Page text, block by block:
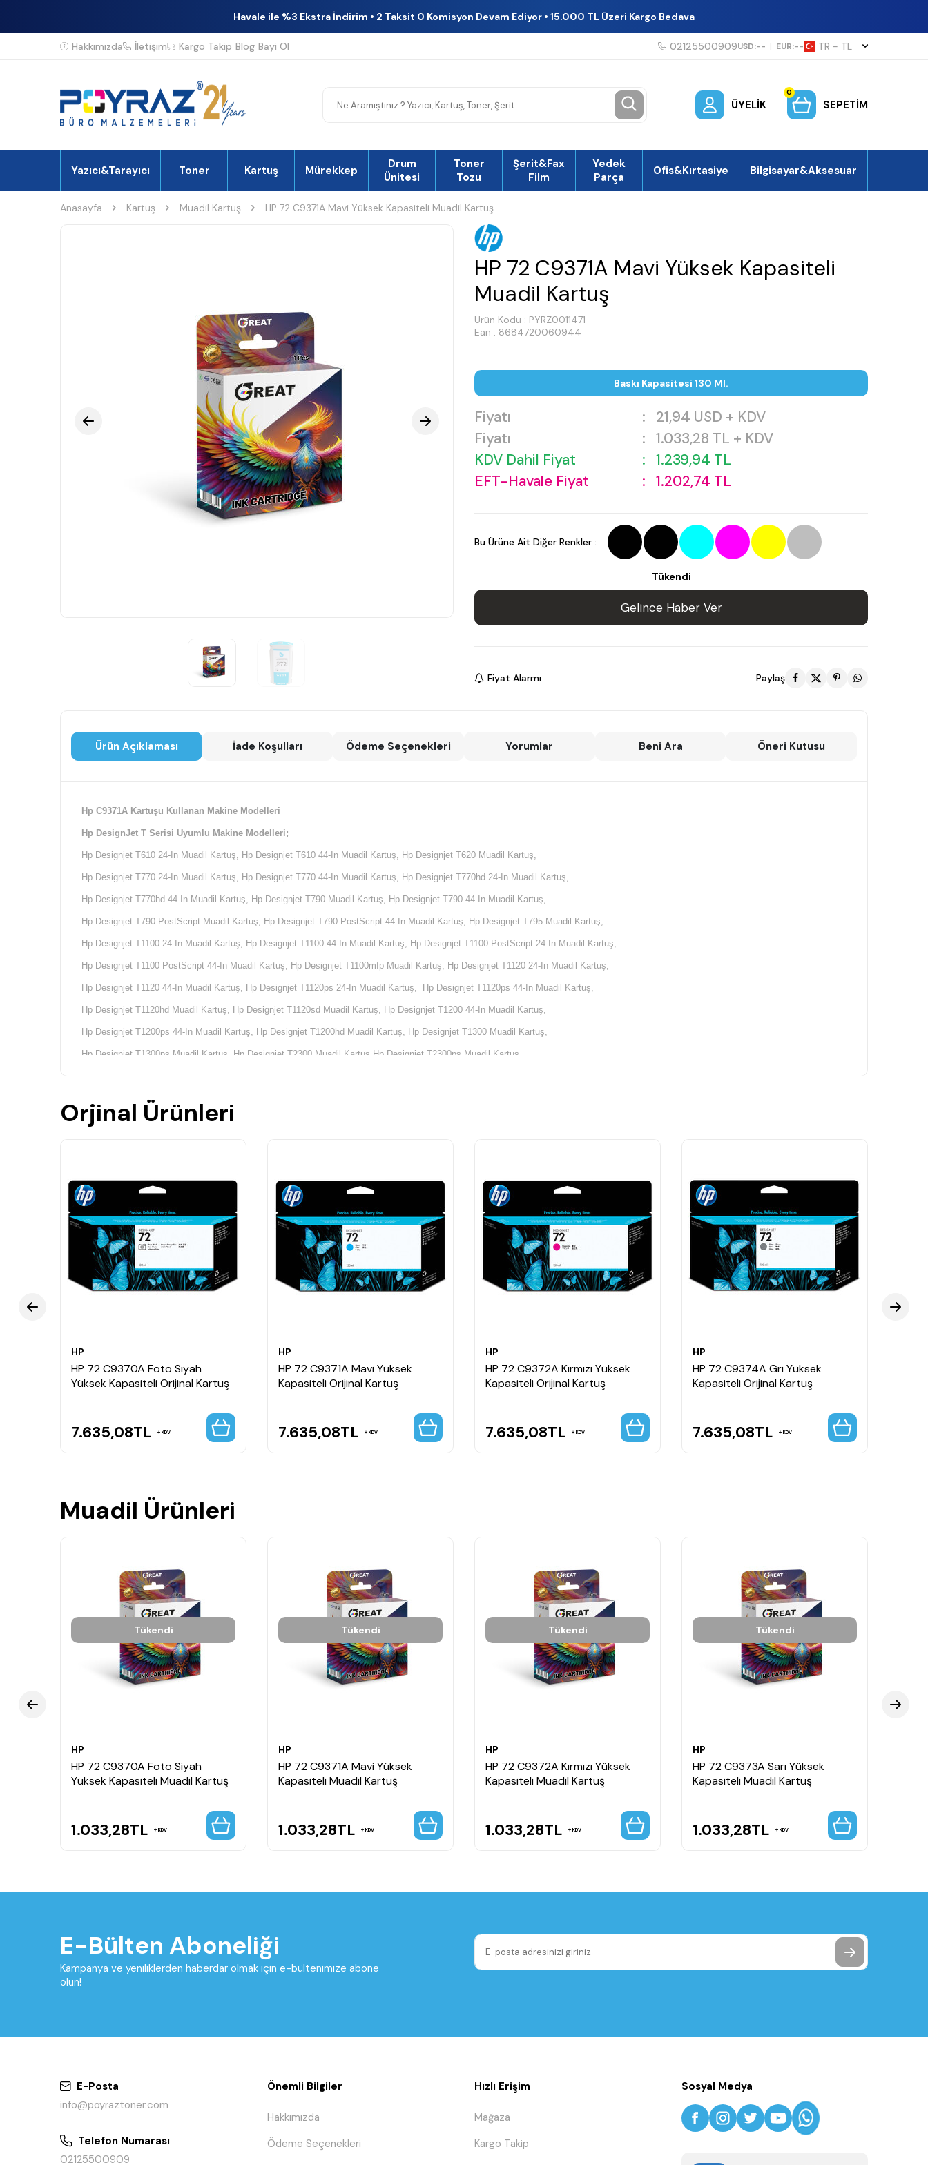
Havale ile %3 Ekstra İndirim • 2 Taksit 0 Komisyon Devam Ediyor • 15.000 TL Üzeri Kargo Bedava
Hakkımızda İletişim Kargo Takip Blog Bayi Ol 02125500909USD:-- | EUR:-- TR − TL
ÜYELIK
0
SEPETIM
Yazıcı&Tarayıcı Toner Kartuş Mürekkep
Drum
Ünitesi
Toner
Tozu
Şerit&Fax
Film
Yedek
Parça
Ofis&Kırtasiye Bilgisayar&Aksesuar
Anasayfa Kartuş Muadil Kartuş HP 72 C9371A Mavi Yüksek Kapasiteli Muadil Kartuş
HP 72 C9371A Mavi Yüksek Kapasiteli
Muadil Kartuş
Ürün Kodu : PYRZ0011471
Ean : 8684720060944
Baskı Kapasitesi 130 Ml.
Fiyatı : 21,94 USD + KDV
Fiyatı
: 1.033,28 TL + KDV
KDV Dahil Fiyat
: 1.239,94 TL
EFT-Havale Fiyat
: 1.202,74 TL
Bu Ürüne Ait Diğer Renkler :
Tükendi
Gelince Haber Ver
Fiyat Alarmı Paylaş
Ürün Açıklaması İade Koşulları Ödeme Seçenekleri Yorumlar Beni Ara Öneri Kutusu
Hp C9371A Kartuşu Kullanan Makine Modelleri
Hp DesignJet T Serisi Uyumlu Makine Modelleri;
Hp Designjet T610 24-In Muadil Kartuş, Hp Designjet T610 44-In Muadil Kartuş, Hp Designjet T620 Muadil Kartuş,
Hp Designjet T770 24-In Muadil Kartuş, Hp Designjet T770 44-In Muadil Kartuş, Hp Designjet T770hd 24-In Muadil Kartuş,
Hp Designjet T770hd 44-In Muadil Kartuş, Hp Designjet T790 Muadil Kartuş, Hp Designjet T790 44-In Muadil Kartuş,
Hp Designjet T790 PostScript Muadil Kartuş, Hp Designjet T790 PostScript 44-In Muadil Kartuş, Hp Designjet T795 Muadil Kartuş,
Hp Designjet T1100 24-In Muadil Kartuş, Hp Designjet T1100 44-In Muadil Kartuş, Hp Designjet T1100 PostScript 24-In Muadil Kartuş,
Hp Designjet T1100 PostScript 44-In Muadil Kartuş, Hp Designjet T1100mfp Muadil Kartuş, Hp Designjet T1120 24-In Muadil Kartuş,
Hp Designjet T1120 44-In Muadil Kartuş, Hp Designjet T1120ps 24-In Muadil Kartuş, Hp Designjet T1120ps 44-In Muadil Kartuş,
Hp Designjet T1120hd Muadil Kartuş, Hp Designjet T1120sd Muadil Kartuş, Hp Designjet T1200 44-In Muadil Kartuş,
Hp Designjet T1200ps 44-In Muadil Kartuş, Hp Designjet T1200hd Muadil Kartuş, Hp Designjet T1300 Muadil Kartuş,
Hp Designjet T1300ps Muadil Kartuş, Hp Designjet T2300 Muadil Kartuş,Hp Designjet T2300ps Muadil Kartuş,
Hp Q6711A Yazıcı Kodu, Hp Q6712A Yazıcı Kodu, Hp CK835A Yazıcı Kodu, Hp CN375A Yazıcı Kodu, Hp CH539A Yazıcı Kodu, Hp CQ305A Yazıcı Kodu,
Hp CQ306A Yazıcı Kodu, Hp CR647A Yazıcı Kodu, Hp CR648A Yazıcı Kodu, Hp CR649A Yazıcı Kodu, Hp CR649C Yazıcı Kodu, Hp CR650A Yazıcı Kodu,
Hp CH538A Yazıcı Kodu, Hp CK834A Yazıcı Kodu, Hp CQ653A Yazıcı Kodu, Hp CR651A Yazıcı Kodu, Hp CR652A Yazıcı Kodu, Hp CN727A Yazıcı Kodu,
Hp CN728A Yazıcı Kodu, Hp CQ653C Yazıcı Kodu,
Orjinal Ürünleri
HP
HP 72 C9370A Foto Siyah
Yüksek Kapasiteli Orijinal Kartuş
7.635,08TL KDV
HP
HP 72 C9371A Mavi Yüksek
Kapasiteli Orijinal Kartuş
7.635,08TL KDV
HP
HP 72 C9372A Kırmızı Yüksek
Kapasiteli Orijinal Kartuş
7.635,08TL KDV
HP
HP 72 C9374A Gri Yüksek
Kapasiteli Orijinal Kartuş
7.635,08TL KDV
Muadil Ürünleri
Tükendi
HP
HP 72 C9370A Foto Siyah
Yüksek Kapasiteli Muadil Kartuş
1.033,28TL KDV
Tükendi
HP
HP 72 C9371A Mavi Yüksek
Kapasiteli Muadil Kartuş
1.033,28TL KDV
Tükendi
HP
HP 72 C9372A Kırmızı Yüksek
Kapasiteli Muadil Kartuş
1.033,28TL KDV
Tükendi
HP
HP 72 C9373A Sarı Yüksek
Kapasiteli Muadil Kartuş
1.033,28TL KDV
E-Bülten Aboneliği
Kampanya ve yeniliklerden haberdar olmak için e-bültenimize abone
olun!
E-Posta
info@poyraztoner.com
Telefon Numarası
02125500909
Önemli Bilgiler
Hakkımızda
Ödeme Seçenekleri
Hızlı Erişim
Mağaza
Kargo Takip
Sosyal Medya